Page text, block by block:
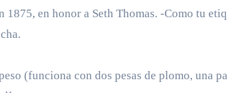
1875, en honor a Seth Thomas. -Como tu
(funciona con dos pesas de plomo, una